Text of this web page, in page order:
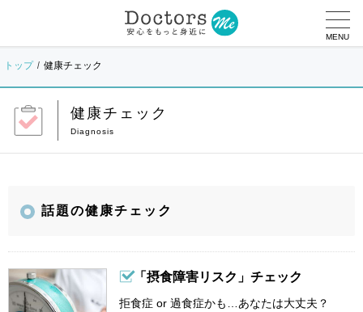
MENU
トップ 健康チェック
健康チェック
話題の健康チェック
「摂食障害リスク」チェック
拒食症 or 過食症かも…あなたは大丈夫？